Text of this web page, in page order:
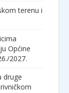
terenu i
Općine
2027.
druge